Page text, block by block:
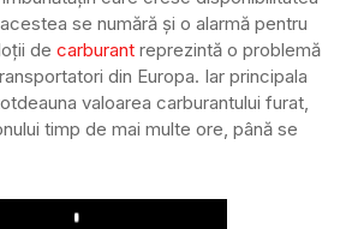
se numără și o alarmă pentru
de carburant reprezintă o problemă
din Europa. Iar principala
valoarea carburantului furat,
timp de mai multe ore, până se